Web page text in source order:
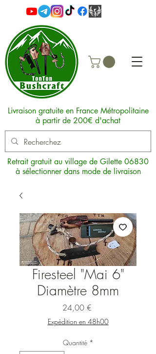
Livraison gratuite en France Métropolitaine
à partir de 200€ d'achat
Retrait gratuit au village de Gilette 06830
à sélectionner dans mode de livraison
Firesteel "Mai 6"
Diamètre 8mm
24,00 €Prix
Expédition en 48h00
Quantité *